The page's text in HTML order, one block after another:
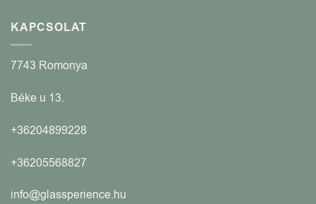
KAPCSOLAT
7743 Romonya
Béke u 13.
+36204899228
+36205568827
info@glassperience.hu